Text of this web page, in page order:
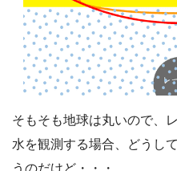
そもそも地球は丸いので、
水を観測する場合、どうし